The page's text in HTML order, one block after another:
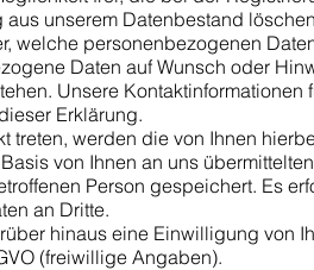
unserem Datenbestand
welche personenbezogenen
Daten auf Wunsch oder
Unsere Kontaktinformationen
Erklärung.
treten, werden die von Ihnen
von Ihnen an uns
Person gespeichert. Es
an Dritte.
hinaus eine Einwilligung von
(freiwillige Angaben).